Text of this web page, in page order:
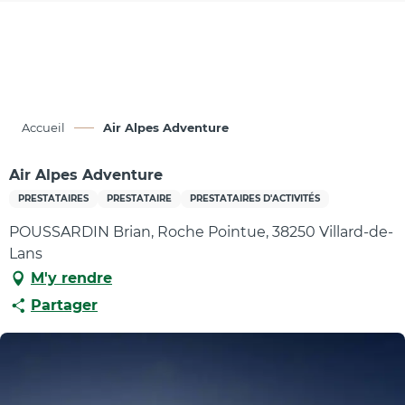
Accueil Air Alpes Adventure
Air Alpes Adventure
PRESTATAIRES PRESTATAIRE PRESTATAIRES D'ACTIVITÉS
POUSSARDIN Brian, Roche Pointue, 38250 Villard-de-
Lans
M'y rendre
Partager